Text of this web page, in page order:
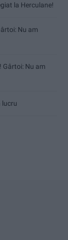
la Herculane!
Nu am
Gârtoi: Nu am
lucru